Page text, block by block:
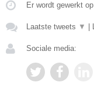
Er wordt gewerkt
Laatste tweets ▼
Sociale media: